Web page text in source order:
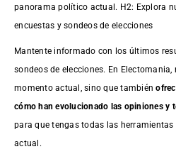
panorama político actual. H2: Explora
encuestas y sondeos de elecciones
Mantente informado con los últimos
sondeos de elecciones. En
momento actual, sino que también
cómo han evolucionado las opiniones y
para que tengas todas las
actual.